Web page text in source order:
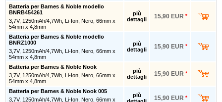
Batteria per Barnes & Noble modello
BNRB454261
3,7V, 1250mAh/4,7Wh, Li-Ion, Nero, 66mm x
54mm x 4,8mm
più
dettagli
15,90 EUR *
Batteria per Barnes & Noble modello
BNRZ1000
3,7V, 1250mAh/4,7Wh, Li-Ion, Nero, 66mm x
54mm x 4,8mm
più
dettagli
15,90 EUR *
Batteria per Barnes & Noble Nook
3,7V, 1250mAh/4,7Wh, Li-Ion, Nero, 66mm x
54mm x 4,8mm
più
dettagli
15,90 EUR *
Batteria per Barnes & Noble Nook 005
3,7V, 1250mAh/4,7Wh, Li-Ion, Nero, 66mm x
più
15,90 EUR *